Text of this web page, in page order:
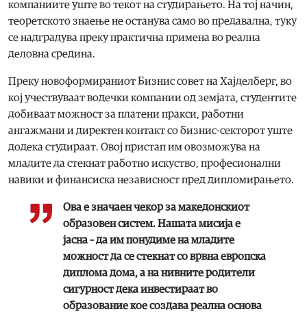
компаниите уште во текот на студирањето. На тој начин,
теоретското знаење не останува само во предавална, туку
се надградува преку практична примена во реална
деловна средина.
Преку новоформираниот Бизнис совет на Хајделберг, во
кој учествуваат водечки компании од земјата, студентите
добиваат можност за платени пракси, работни
ангажмани и директен контакт со бизнис-секторот уште
додека студираат. Овој пристап им овозможува на
младите да стекнат работно искуство, професионални
навики и финансиска независност пред дипломирањето.
Ова е значаен чекор за македонскиот
образовен систем. Нашата мисија е
јасна – да им понудиме на младите
можност да се стекнат со врвна европска
диплома дома, а на нивните родители
сигурност дека инвестираат во
образование кое создава реална основа